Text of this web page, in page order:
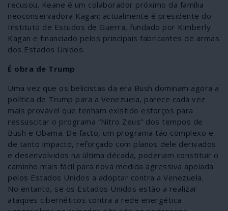
recusou. Keane é um colaborador próximo da família
neoconservadora Kagan; actualmente é presidente do
Instituto de Estudos de Guerra, fundado por Kimberly
Kagan e financiado pelos principais fabricantes de armas
dos Estados Unidos.
É obra de Trump
Uma vez que os belicistas da era Bush dominam agora a
política de Trump para a Venezuela, parece cada vez
mais provável que tenham existido esforços para
ressuscitar o programa “Nitro Zeus” dos tempos de
Bush e Obama. De facto, um programa tão complexo e
de tanto impacto, reforçado com planos dele derivados
e desenvolvidos na última década, poderiam constituir o
caminho mais fácil para nova medida agressiva apoiada
pelos Estados Unidos a adoptar contra a Venezuela.
No entanto, se os Estados Unidos estão a realizar
ataques cibernéticos contra a rede energética